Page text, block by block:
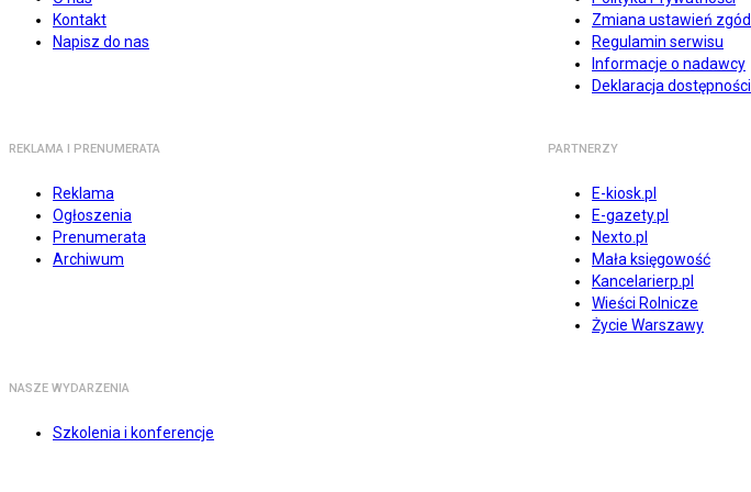
Kontakt
Napisz do nas
Zmiana ustawień zgód
Regulamin serwisu
Informacje o nadawcy
Deklaracja dostępności
REKLAMA I PRENUMERATA
Reklama
Ogłoszenia
Prenumerata
Archiwum
PARTNERZY
E-kiosk.pl
E-gazety.pl
Nexto.pl
Mała księgowość
Kancelarierp.pl
Wieści Rolnicze
Życie Warszawy
NASZE WYDARZENIA
Szkolenia i konferencje